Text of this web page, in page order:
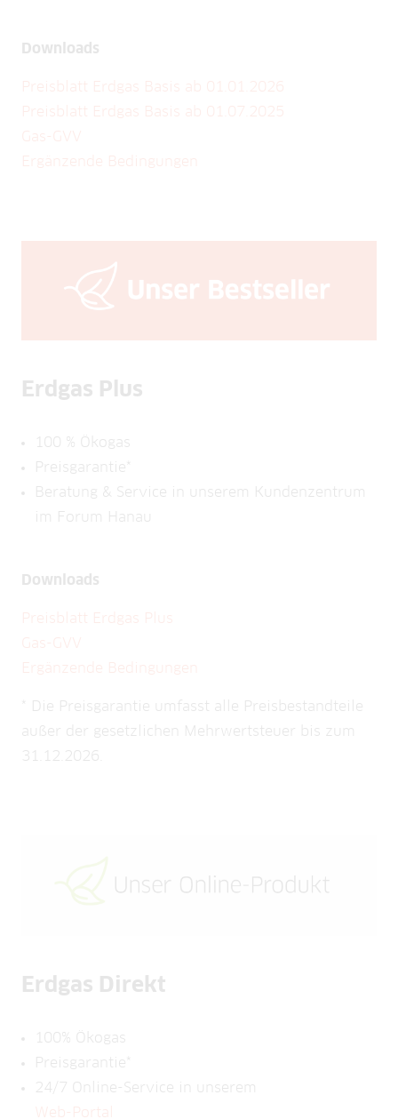
Downloads
Preisblatt Erdgas Basis ab 01.01.2026
Preisblatt Erdgas Basis ab 01.07.2025
Gas-GVV
Ergänzende Bedingungen
Erdgas Plus
100 % Ökogas
Preisgarantie*
Beratung & Service in unserem Kundenzentrum
im Forum Hanau
Downloads
Preisblatt Erdgas Plus
Gas-GVV
Ergänzende Bedingungen
* Die Preisgarantie umfasst alle Preisbestandteile
außer der gesetzlichen Mehrwertsteuer bis zum
31.12.2026.
Erdgas Direkt
100% Ökogas
Preisgarantie*
24/7 Online-Service in unserem
Web-Portal